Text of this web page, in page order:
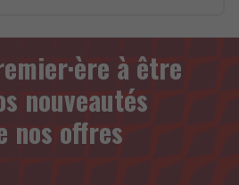
à être
nouveautés
nos offres